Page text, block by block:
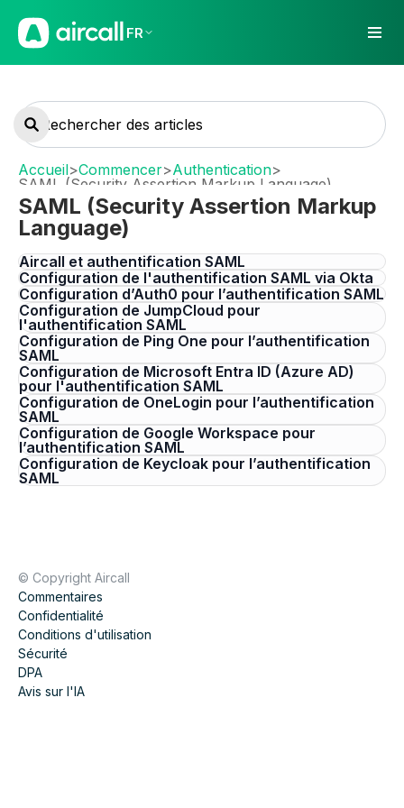
FR
Accueil>Commencer>Authentication>
SAML (Security Assertion Markup Language)
SAML (Security Assertion Markup
Language)
Aircall et authentification SAML
Configuration de l'authentification SAML via Okta
Configuration d’Auth0 pour l’authentification SAML
Configuration de JumpCloud pour
l'authentification SAML
Configuration de Ping One pour l’authentification
SAML
Configuration de Microsoft Entra ID (Azure AD)
pour l'authentification SAML
Configuration de OneLogin pour l’authentification
SAML
Configuration de Google Workspace pour
l’authentification SAML
Configuration de Keycloak pour l’authentification
SAML
© Copyright Aircall
Commentaires
Confidentialité
Conditions d'utilisation
Sécurité
DPA
Avis sur l'IA